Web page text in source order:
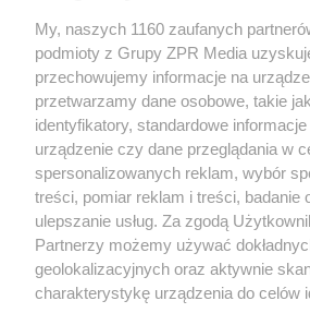
Żaden utwór zamieszczony w serwisie nie
rozpowszechniany lub dalej
tym także elektroniczny lub mechaniczny) na
eksploatacji w jakiejkolwiek formie, włącznie z
Internecie bez pisemnej zgody właściciela
wykorzystanie utworów w całości lub w części
tzn. bez właściwej zgody, jest zabronione pod
ścigane prawnie.
My, naszych 1160 zaufanych
podmioty z Grupy ZPR Media
przechowujemy informacje na
przetwarzamy dane osobowe, takie
identyfikatory, standardowe
urządzenie czy dane przeglądania w
spersonalizowanych reklam, wybór
treści, pomiar reklam i treści, badanie
ulepszanie usług. Za zgodą
Partnerzy możemy używać
geolokalizacyjnych oraz aktywnie
charakterystykę urządzenia do celów